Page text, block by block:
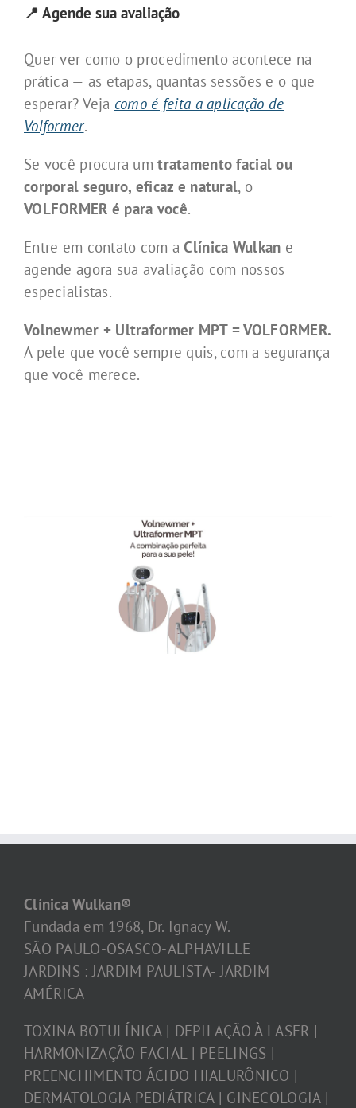
📍 Agende sua avaliação
Quer ver como o procedimento acontece na
prática — as etapas, quantas sessões e o que
esperar? Veja como é feita a aplicação de
Volformer.
Se você procura umtratamento facial ou
corporal seguro, eficaz e natural, o
VOLFORMER é para você.
Entre em contato com aClínica Wulkan e
agende agora sua avaliação com nossos
especialistas.
Volnewmer + Ultraformer MPT = VOLFORMER.
A pele que você sempre quis, com a segurança
que você merece.
Clínica Wulkan®
Fundada em 1968, Dr. Ignacy W.
SÃO PAULO-OSASCO-ALPHAVILLE
JARDINS : JARDIM PAULISTA- JARDIM
AMÉRICA
TOXINA BOTULÍNICA | DEPILAÇÃO À LASER |
HARMONIZAÇÃO FACIAL | PEELINGS |
PREENCHIMENTO ÁCIDO HIALURÔNICO |
DERMATOLOGIA PEDIÁTRICA | GINECOLOGIA |